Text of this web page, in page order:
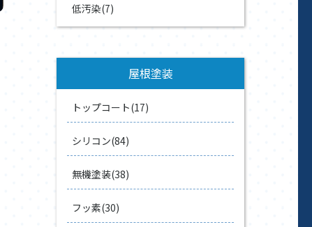
低汚染(7)
屋根塗装
トップコート(17)
シリコン(84)
無機塗装(38)
フッ素(30)